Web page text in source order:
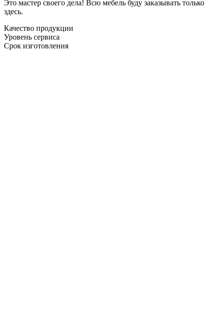
Это мастер своего дела! Всю мебель буду заказывать только
здесь.
Качество продукции
Уровень сервиса
Срок изготовления